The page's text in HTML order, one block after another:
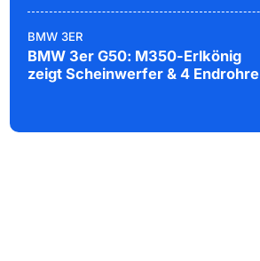
BMW 3ER
BMW 3er G50: M350-Erlkönig
zeigt Scheinwerfer & 4 Endrohre